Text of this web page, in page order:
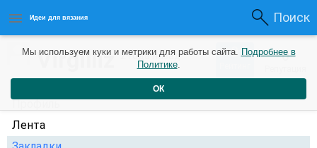
Идеи для вязания Поиск
Virgilliz 2 года назад 0 0
Профиль
Лента
Мы используем куки и метрики для работы сайта. Подробнее в
Политике.
ОК